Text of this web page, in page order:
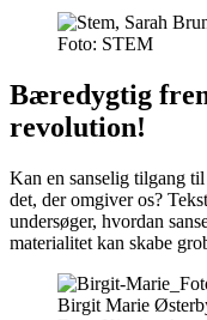
Foto: STEM
Bæredygtig
revolution!
Kan en sanselig tilgang
det, der omgiver os?
undersøger, hvordan
materialitet kan skabe
Birgit Marie